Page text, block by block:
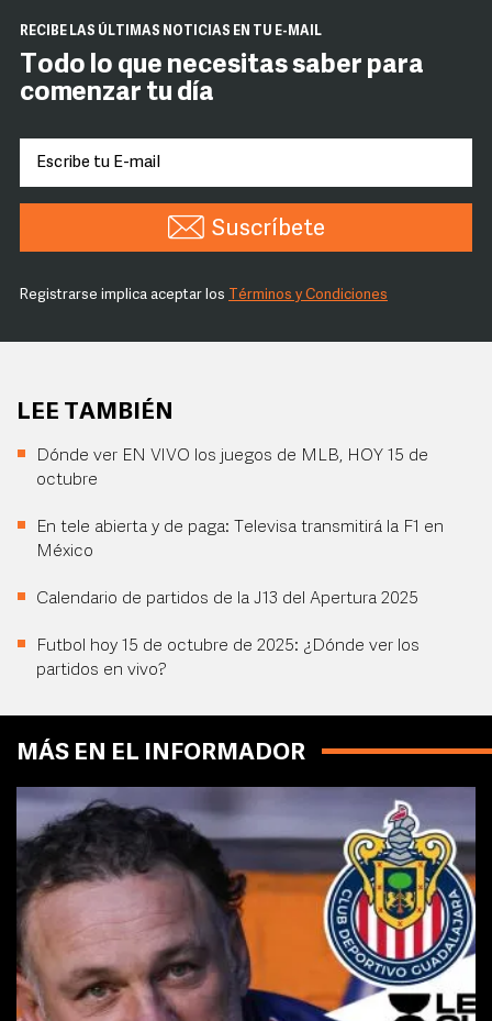
RECIBE LAS ÚLTIMAS NOTICIAS EN TU E-MAIL
Todo lo que necesitas saber para
comenzar tu día
Suscríbete
Registrarse implica aceptar los Términos y Condiciones
LEE TAMBIÉN
Dónde ver EN VIVO los juegos de MLB, HOY 15 de
octubre
En tele abierta y de paga: Televisa transmitirá la F1 en
México
Calendario de partidos de la J13 del Apertura 2025
Futbol hoy 15 de octubre de 2025: ¿Dónde ver los
partidos en vivo?
MÁS EN EL INFORMADOR